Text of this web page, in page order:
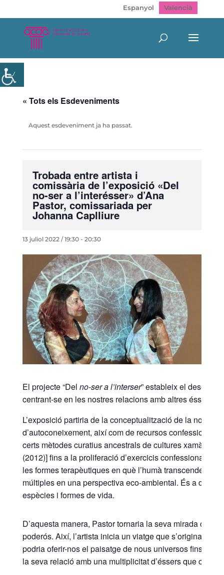
Espanyol Valencià
« Tots els Esdeveniments
Aquest esdeveniment ja ha passat.
Trobada entre artista i
comissària de l’exposició «Del
no-ser a l’interésser» d’Ana
Pastor, comissariada per
Johanna Caplliure
13 juliol 2022 / 19:30- 20:30
El projecte “Del no-ser a l’interser” estableix el
centrant-se en les nostres relacions amb altres éssers o
L’exposició partiria de la conceptualització de la noció
d’autoconeixement, així com de recursos
certs mètodes curatius ancestrals de cultures
(2012)] fins a la proliferació d’exercicis confessionals
les formes terapèutiques en què l’humà transcendeix
múltiples en una perspectiva eco-ambiental. És a dir,
espècies i formes de vida.
D’aquesta manera, Pastor tornaria la seva mirada cap
poderós. Així, l’artista inicia un viatge que s’origina a
podria oferir-nos el paisatge de nous universos fins al
la seva relació amb una multiplicitat d’éssers que